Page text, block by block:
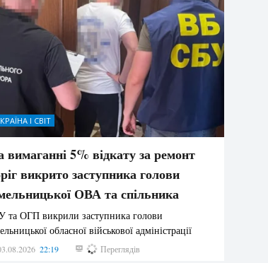
І СВІТ
вимаганні 5% відкату за ремонт
викрито заступника голови
ОВА та спільника
та ОГП викрили заступника голови
обласної військової адміністрації
22:19 851 Переглядів